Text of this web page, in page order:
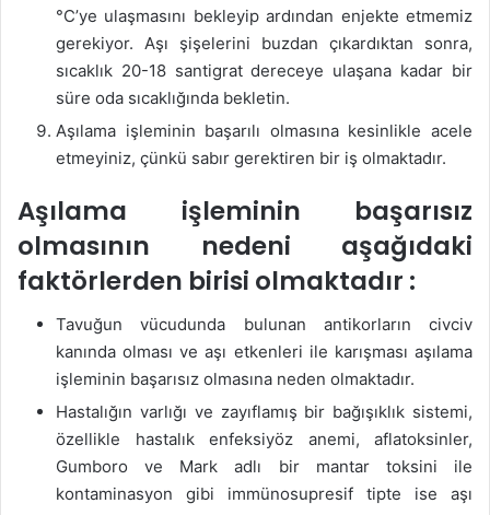
°C’ye ulaşmasını bekleyip ardından enjekte etmemiz
gerekiyor. Aşı şişelerini buzdan çıkardıktan sonra,
sıcaklık 20-18 santigrat dereceye ulaşana kadar bir
süre oda sıcaklığında bekletin.
Aşılama işleminin başarılı olmasına kesinlikle acele
etmeyiniz, çünkü sabır gerektiren bir iş olmaktadır.
Aşılama işleminin başarısız
olmasının nedeni aşağıdaki
faktörlerden birisi olmaktadır :
Tavuğun vücudunda bulunan antikorların civciv
kanında olması ve aşı etkenleri ile karışması aşılama
işleminin başarısız olmasına neden olmaktadır.
Hastalığın varlığı ve zayıflamış bir bağışıklık sistemi,
özellikle hastalık enfeksiyöz anemi, aflatoksinler,
Gumboro ve Mark adlı bir mantar toksini ile
kontaminasyon gibi immünosupresif tipte ise aşı